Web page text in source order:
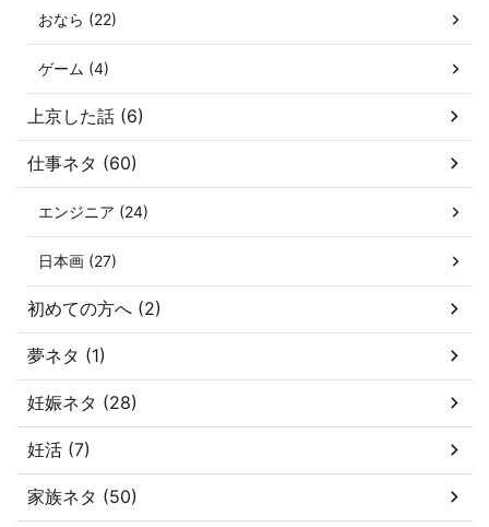
おなら (22)
ゲーム (4)
上京した話 (6)
仕事ネタ (60)
エンジニア (24)
日本画 (27)
初めての方へ (2)
夢ネタ (1)
妊娠ネタ (28)
妊活 (7)
家族ネタ (50)